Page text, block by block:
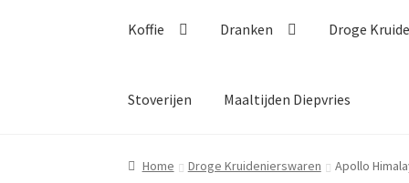
Koffie Dranken Droge
Stoverijen Maaltijden Diepvries
Home Droge Kruidenierswaren Apollo